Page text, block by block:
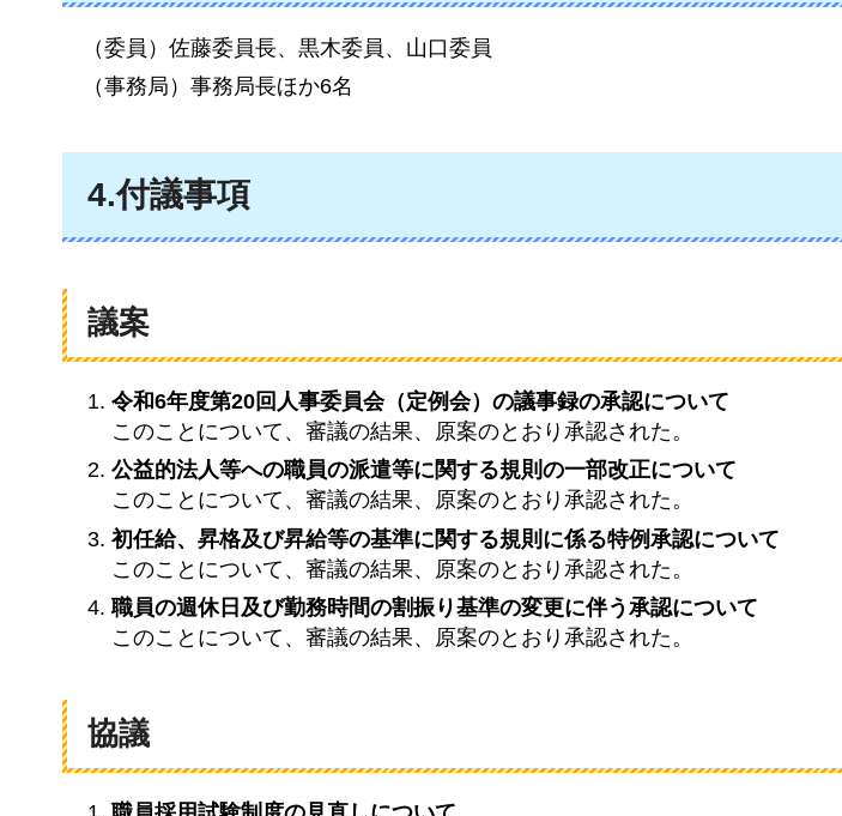
（委員）佐藤委員長、黒木委員、山口委員
（事務局）事務局長ほか6名
4.付議事項
議案
令和6年度第20回人事委員会（定例会）の議事録の承認について
このことについて、審議の結果、原案のとおり承認された。
公益的法人等への職員の派遣等に関する規則の一部改正について
このことについて、審議の結果、原案のとおり承認された。
初任給、昇格及び昇給等の基準に関する規則に係る特例承認について
このことについて、審議の結果、原案のとおり承認された。
職員の週休日及び勤務時間の割振り基準の変更に伴う承認について
このことについて、審議の結果、原案のとおり承認された。
協議